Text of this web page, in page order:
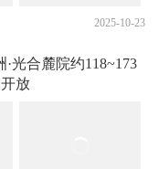
2025-10-23
·光合麓院约118~173
放